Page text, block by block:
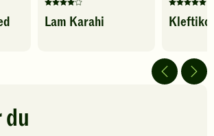
Denne
oppskriften
Lam Karahi
Denne
5
av
Kleftiko